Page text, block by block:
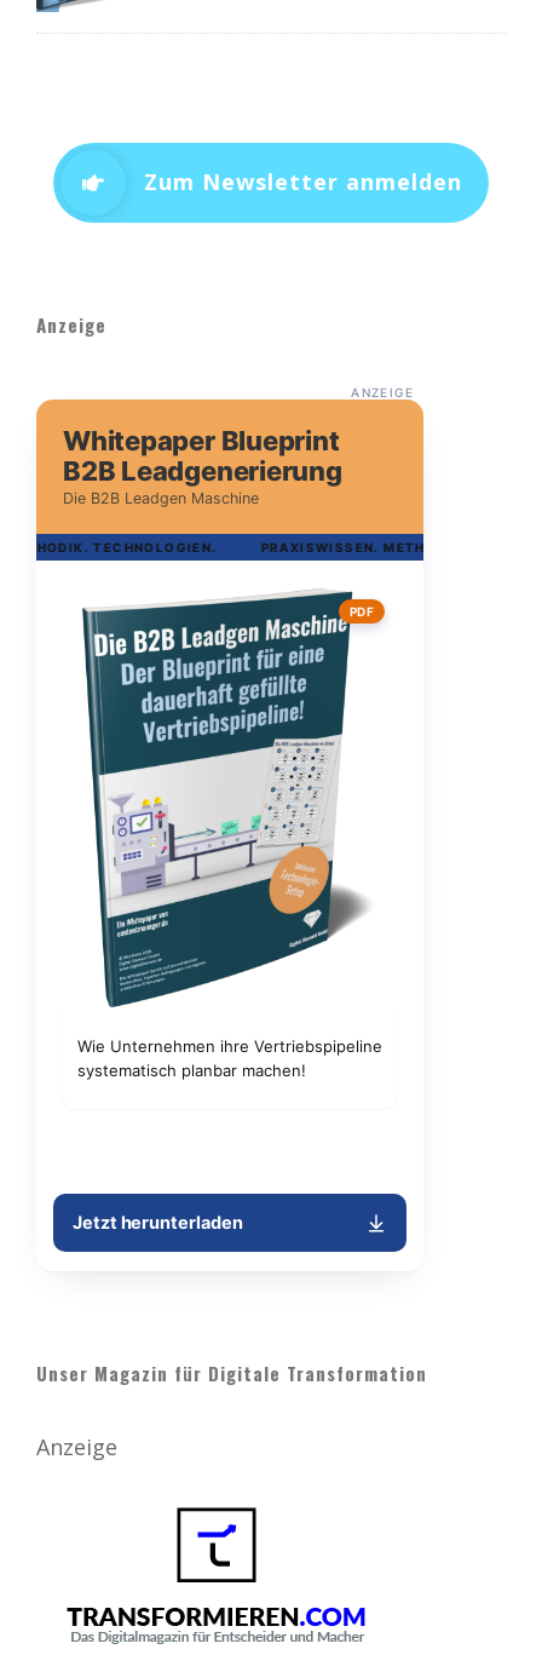
Zum Newsletter anmelden
Anzeige
Unser Magazin für Digitale Transformation
Anzeige